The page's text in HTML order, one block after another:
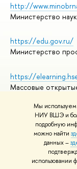
Мы используем
НИУ ВШЭ и
подробную
можно найти
данных –
http://
Министерство
https://edu.gov.ru/
Министерство
https://
Массовые
© НИУ ВШЭ
Условия
Политика
Правила